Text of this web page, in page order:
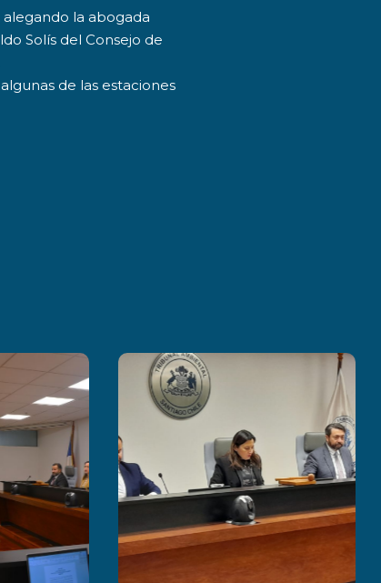
alegando la abogada
Solís del Consejo de
de las estaciones